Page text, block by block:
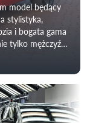
model będący
stylistyka,
i bogata gama
tylko mężczyźni,
trzecia